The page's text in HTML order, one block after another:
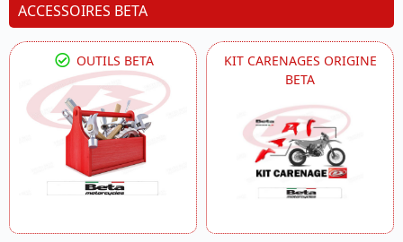
ACCESSOIRES BETA
OUTILS BETA
KIT CARENAGES ORIGINE
BETA